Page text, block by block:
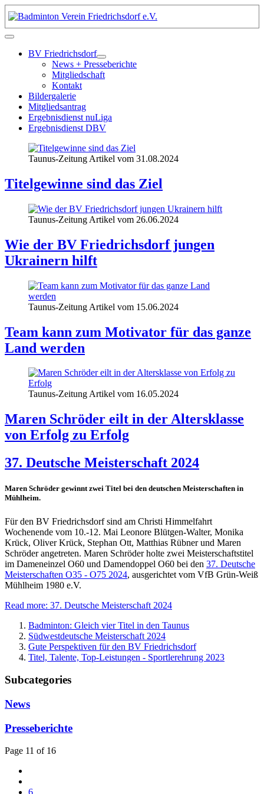
BV Friedrichsdorf
News + Presseberichte
Mitgliedschaft
Kontakt
Bildergalerie
Mitgliedsantrag
Ergebnisdienst nuLiga
Ergebnisdienst DBV
Taunus-Zeitung Artikel vom 31.08.2024
Titelgewinne sind das Ziel
Taunus-Zeitung Artikel vom 26.06.2024
Wie der BV Friedrichsdorf jungen
Ukrainern hilft
Taunus-Zeitung Artikel vom 15.06.2024
Team kann zum Motivator für das ganze
Land werden
Taunus-Zeitung Artikel vom 16.05.2024
Maren Schröder eilt in der Altersklasse
von Erfolg zu Erfolg
37. Deutsche Meisterschaft 2024
Maren Schröder gewinnt zwei Titel bei den deutschen Meisterschaften in
Mühlheim.
Für den BV Friedrichsdorf sind am Christi Himmelfahrt
Wochenende vom 10.-12. Mai Leonore Blütgen-Walter, Monika
Krück, Oliver Krück, Stephan Ott, Matthias Rübner und Maren
Schröder angetreten. Maren Schröder holte zwei Meisterschaftstitel
im Dameneinzel O60 und Damendoppel O60 bei den 37. Deutsche
Meisterschaften O35 - O75 2024, ausgerichtet vom VfB Grün-Weiß
Mühlheim 1980 e.V.
Read more: 37. Deutsche Meisterschaft 2024
Badminton: Gleich vier Titel in den Taunus
Südwestdeutsche Meisterschaft 2024
Gute Perspektiven für den BV Friedrichsdorf
Titel, Talente, Top-Leistungen - Sportlerehrung 2023
Subcategories
News
Presseberichte
Page 11 of 16